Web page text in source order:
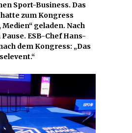
Sport-Business. Das
zum Kongress
geladen. Nach
ESB-Chef Hans-
dem Kongress: „Das